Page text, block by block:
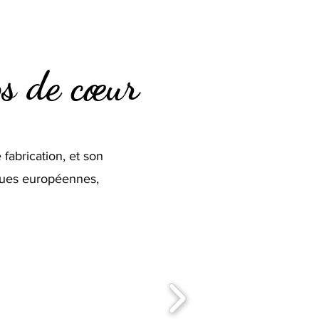
de cœur
et son
européennes,